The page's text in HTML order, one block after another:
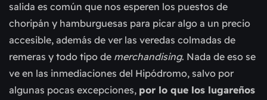
salida es común que nos esperen los puestos de
choripán y hamburguesas para picar algo a un precio
accesible, además de ver las veredas colmadas de
remeras y todo tipo de merchandising. Nada de eso se
ve en las inmediaciones del Hipódromo, salvo por
algunas pocas excepciones, por lo que los lugareños